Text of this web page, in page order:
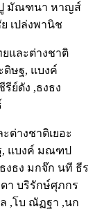
ปู มัณฑนา หาญส์
เปล่งพานิช
ยและต่างชาติ
ษฐ, แบงค์
ย์ดัง ,ธงธง
ต่างชาติเยอะ
, แบงค์ มณฑป
งธง มกจ๊ก นที ธีร
า บริรักษ์ศุภกร
,โบ ณัฏฐา ,นก